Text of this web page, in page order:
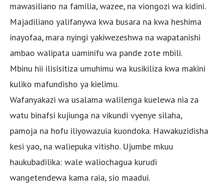
mawasiliano na familia, wazee, na viongozi wa kidini.
Majadiliano yalifanywa kwa busara na kwa heshima
inayofaa, mara nyingi yakiwezeshwa na wapatanishi
ambao walipata uaminifu wa pande zote mbili.
Mbinu hii ilisisitiza umuhimu wa kusikiliza kwa makini
kuliko mafundisho ya kielimu.
Wafanyakazi wa usalama walilenga kuelewa nia za
watu binafsi kujiunga na vikundi vyenye silaha,
pamoja na hofu iliyowazuia kuondoka. Hawakuzidisha
kesi yao, na waliepuka vitisho. Ujumbe mkuu
haukubadilika: wale waliochagua kurudi
wangetendewa kama raia, sio maadui.